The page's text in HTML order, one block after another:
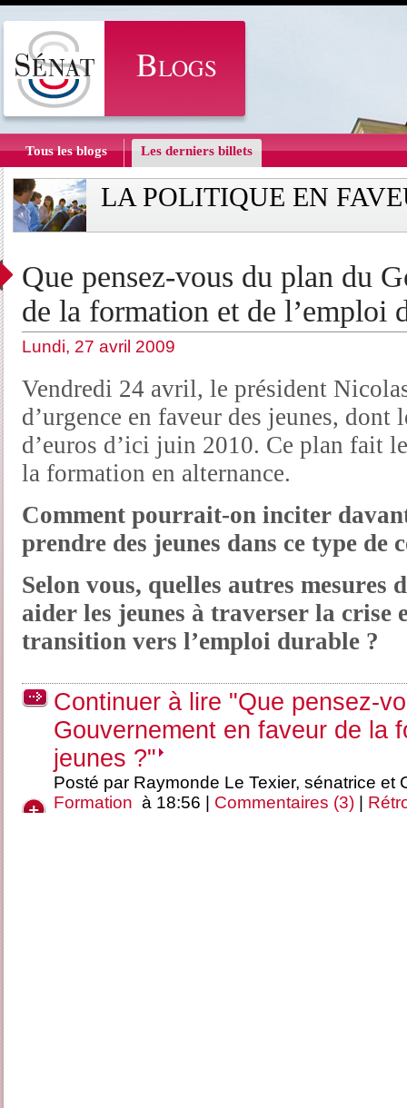
Tous les blogs Les derniers billets
LA POLITIQUE EN
Que pensez-vous du plan du
de la formation et de l’emploi
Lundi, 27 avril 2009
Vendredi 24 avril, le président
d’urgence en faveur des jeunes,
d’euros d’ici juin 2010. Ce plan fait
la formation en alternance.
Comment pourrait-on inciter
prendre des jeunes dans ce type de
Selon vous, quelles autres mesures
aider les jeunes à traverser la crise
transition vers l’emploi durable ?
Continuer à lire "Que pensez-
Gouvernement en faveur de la
jeunes ?"
Posté par Raymonde Le Texier, sénatrice
Formation à 18:56 | Commentaires (3)